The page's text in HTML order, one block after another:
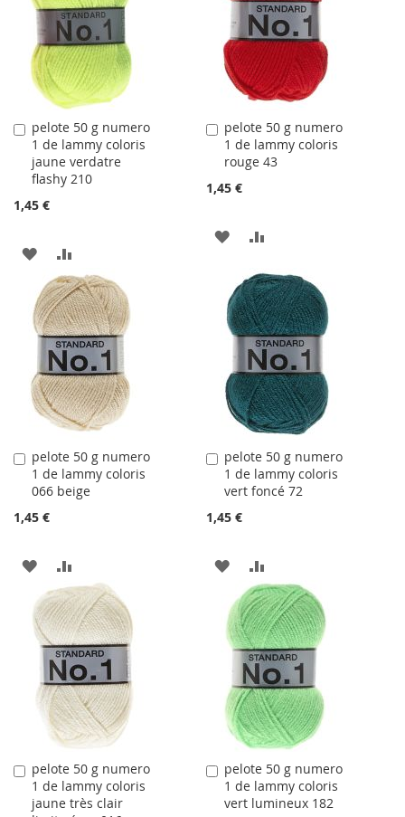
LISTE
D'ACHATS
LISTE
D'ACHATS
pelote 50 g numero
1 de lammy coloris
jaune verdatre
flashy 210
1,45 €
Ajouter
au
panier
AJOUTER
À
LA
LISTE
D'ACHATS
AU
COMPARATEUR
pelote 50 g numero
1 de lammy coloris
rouge 43
1,45 €
Ajouter
au
panier
AJOUTER
LA
LISTE
D'ACHATS
COMPARATEUR
pelote 50 g numero
1 de lammy coloris
066 beige
1,45 €
Ajouter
au
panier
AJOUTER
À
LA
LISTE
D'ACHATS
AU
COMPARATEUR
pelote 50 g numero
1 de lammy coloris
vert foncé 72
1,45 €
Ajouter
au
panier
AJOUTER
À
LA
LISTE
D'ACHATS
AU
COMPARATEUR
pelote 50 g numero
1 de lammy coloris
jaune très clair
Ajouter
au
panier
pelote 50 g numero
1 de lammy coloris
vert lumineux 182
Ajouter
au
panier